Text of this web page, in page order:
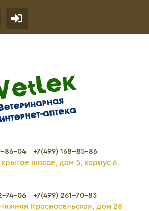
86-04
+7(499) 168-85-86
шоссе, дом 5, корпус 6
74-06
+7(499) 261-70-83
Красносельская, дом 28